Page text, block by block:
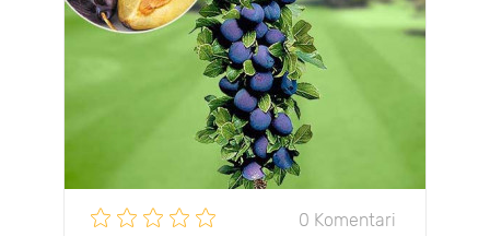
0 Komentari